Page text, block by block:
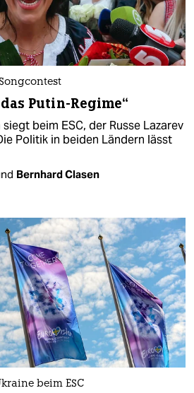
Putin-Regime“
beim ESC, der Russe Lazarev
Politik in beiden Ländern lässt
Bernhard Clasen
beim ESC